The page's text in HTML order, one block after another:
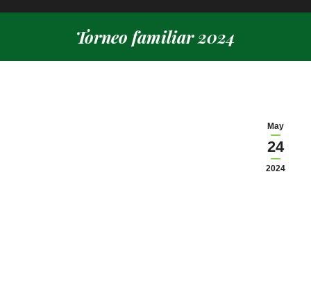
Torneo familiar 2024
May
24
2024